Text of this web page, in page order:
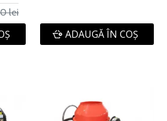
lei
ADAUGĂ ÎN COŞ